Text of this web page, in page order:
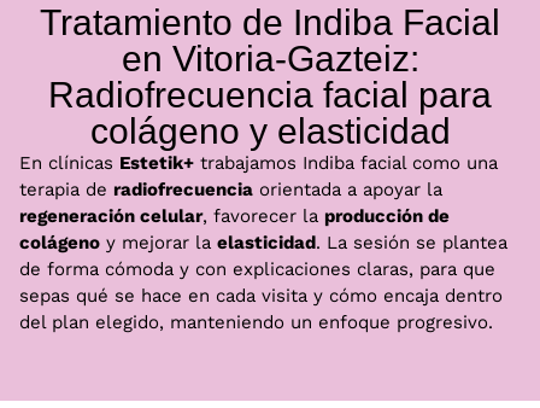
Tratamiento de Indiba Facial
en Vitoria-Gazteiz:
Radiofrecuencia facial para
colágeno y elasticidad
En clínicas Estetik+ trabajamos Indiba facial como una
terapia de radiofrecuencia orientada a apoyar la
regeneración celular, favorecer la producción de
colágeno y mejorar la elasticidad. La sesión se plantea
de forma cómoda y con explicaciones claras, para que
sepas qué se hace en cada visita y cómo encaja dentro
del plan elegido, manteniendo un enfoque progresivo.